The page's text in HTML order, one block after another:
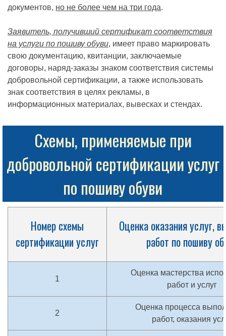
документов, но не более чем на три года.
Заявитель, получивший сертификат соответствия
на услуги по пошиву обуви, имеет право маркировать
свою документацию, квитанции, заключаемые
договоры, наряд-заказы знаком соответствия системы
добровольной сертификации, а также использовать
знак соответствия в целях рекламы, в
информационных материалах, вывесках и стендах.
Схемы, применяемые при
добровольной сертификации услуг
по пошиву обуви
Номер схемы
сертификации услуг
Оценка оказания услуг,
работ по пошиву
1
Оценка мастерства
работ и услуг
2
Оценка процесса
работ, оказания